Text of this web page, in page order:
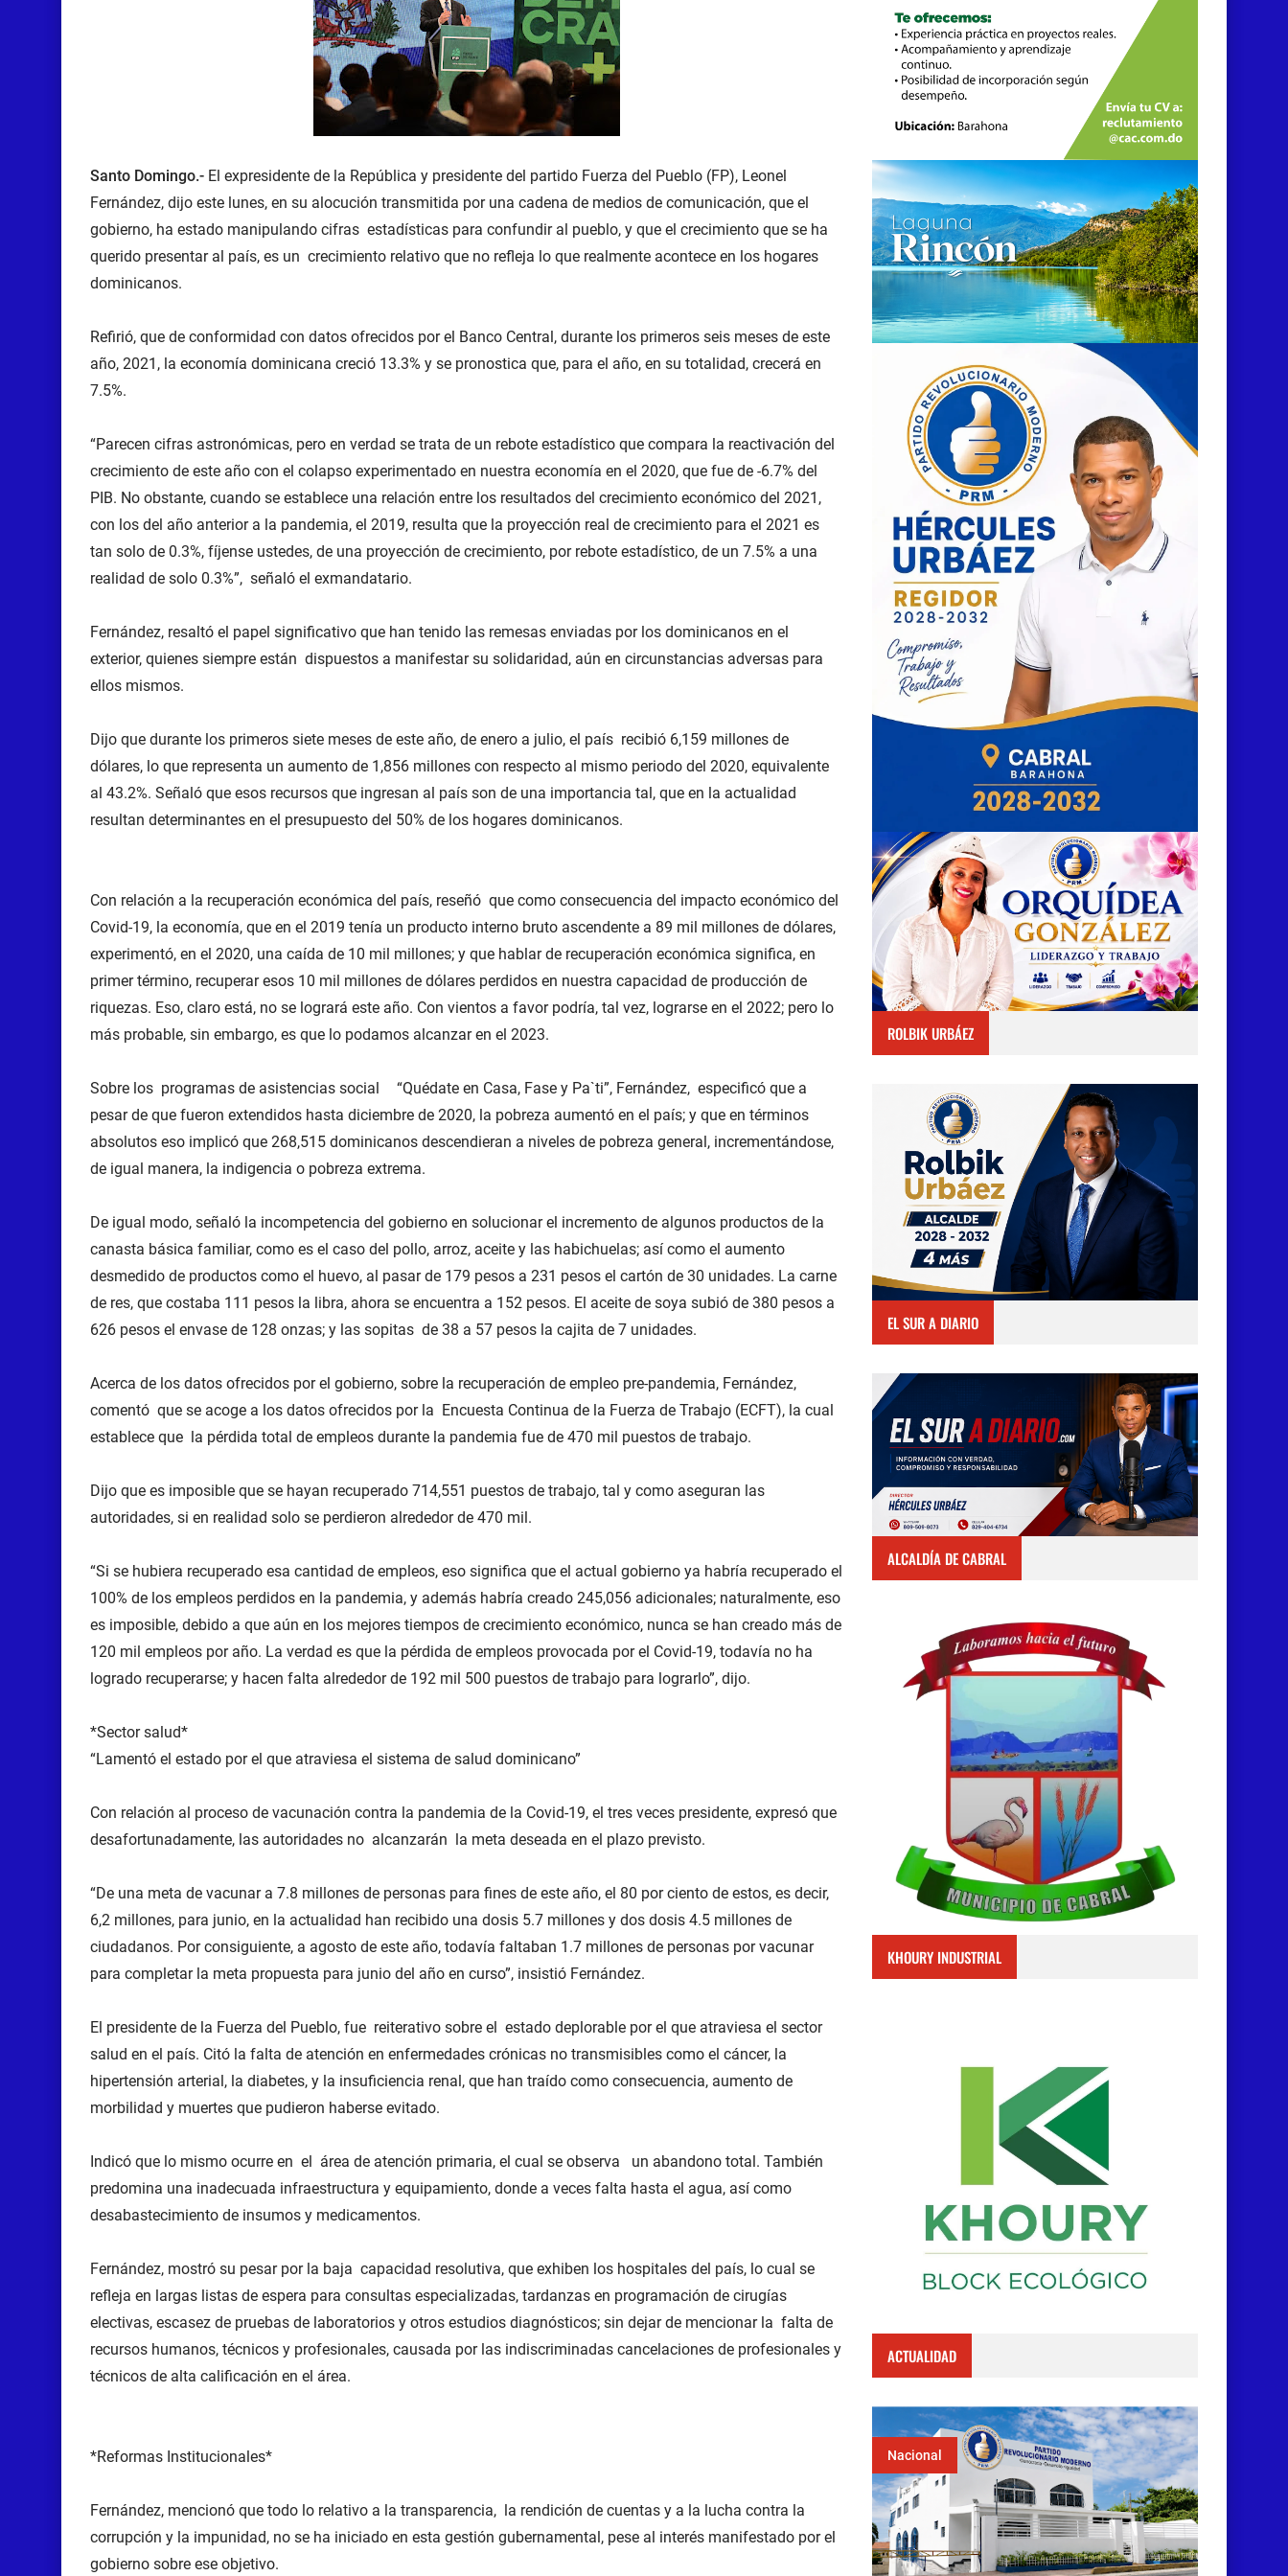
Santo Domingo.- El expresidente de la República y presidente del partido Fuerza del Pueblo (FP), Leonel
Fernández, dijo este lunes, en su alocución transmitida por una cadena de medios de comunicación, que el
gobierno, ha estado manipulando cifras estadísticas para confundir al pueblo, y que el crecimiento que se ha
querido presentar al país, es un crecimiento relativo que no refleja lo que realmente acontece en los hogares
dominicanos.
Refirió, que de conformidad con datos ofrecidos por el Banco Central, durante los primeros seis meses de este
año, 2021, la economía dominicana creció 13.3% y se pronostica que, para el año, en su totalidad, crecerá en
7.5%.
“Parecen cifras astronómicas, pero en verdad se trata de un rebote estadístico que compara la reactivación del
crecimiento de este año con el colapso experimentado en nuestra economía en el 2020, que fue de -6.7% del
PIB. No obstante, cuando se establece una relación entre los resultados del crecimiento económico del 2021,
con los del año anterior a la pandemia, el 2019, resulta que la proyección real de crecimiento para el 2021 es
tan solo de 0.3%, fíjense ustedes, de una proyección de crecimiento, por rebote estadístico, de un 7.5% a una
realidad de solo 0.3%”, señaló el exmandatario.
Fernández, resaltó el papel significativo que han tenido las remesas enviadas por los dominicanos en el
exterior, quienes siempre están dispuestos a manifestar su solidaridad, aún en circunstancias adversas para
ellos mismos.
Dijo que durante los primeros siete meses de este año, de enero a julio, el país recibió 6,159 millones de
dólares, lo que representa un aumento de 1,856 millones con respecto al mismo periodo del 2020, equivalente
al 43.2%. Señaló que esos recursos que ingresan al país son de una importancia tal, que en la actualidad
resultan determinantes en el presupuesto del 50% de los hogares dominicanos.
Con relación a la recuperación económica del país, reseñó que como consecuencia del impacto económico del
Covid-19, la economía, que en el 2019 tenía un producto interno bruto ascendente a 89 mil millones de dólares,
experimentó, en el 2020, una caída de 10 mil millones; y que hablar de recuperación económica significa, en
primer término, recuperar esos 10 mil millones de dólares perdidos en nuestra capacidad de producción de
riquezas. Eso, claro está, no se logrará este año. Con vientos a favor podría, tal vez, lograrse en el 2022; pero lo
más probable, sin embargo, es que lo podamos alcanzar en el 2023.
Sobre los programas de asistencias social
“Quédate en Casa, Fase y Pa`ti”, Fernández, especificó que a
pesar de que fueron extendidos hasta diciembre de 2020, la pobreza aumentó en el país; y que en términos
absolutos eso implicó que 268,515 dominicanos descendieran a niveles de pobreza general, incrementándose,
de igual manera, la indigencia o pobreza extrema.
De igual modo, señaló la incompetencia del gobierno en solucionar el incremento de algunos productos de la
canasta básica familiar, como es el caso del pollo, arroz, aceite y las habichuelas; así como el aumento
desmedido de productos como el huevo, al pasar de 179 pesos a 231 pesos el cartón de 30 unidades. La carne
de res, que costaba 111 pesos la libra, ahora se encuentra a 152 pesos. El aceite de soya subió de 380 pesos a
626 pesos el envase de 128 onzas; y las sopitas de 38 a 57 pesos la cajita de 7 unidades.
Acerca de los datos ofrecidos por el gobierno, sobre la recuperación de empleo pre-pandemia, Fernández,
comentó que se acoge a los datos ofrecidos por la Encuesta Continua de la Fuerza de Trabajo (ECFT), la cual
establece que la pérdida total de empleos durante la pandemia fue de 470 mil puestos de trabajo.
Dijo que es imposible que se hayan recuperado 714,551 puestos de trabajo, tal y como aseguran las
autoridades, si en realidad solo se perdieron alrededor de 470 mil.
“Si se hubiera recuperado esa cantidad de empleos, eso significa que el actual gobierno ya habría recuperado el
100% de los empleos perdidos en la pandemia, y además habría creado 245,056 adicionales; naturalmente, eso
es imposible, debido a que aún en los mejores tiempos de crecimiento económico, nunca se han creado más de
120 mil empleos por año. La verdad es que la pérdida de empleos provocada por el Covid-19, todavía no ha
logrado recuperarse; y hacen falta alrededor de 192 mil 500 puestos de trabajo para lograrlo”, dijo.
*Sector salud*
“Lamentó el estado por el que atraviesa el sistema de salud dominicano”
Con relación al proceso de vacunación contra la pandemia de la Covid-19, el tres veces presidente, expresó que
desafortunadamente, las autoridades no alcanzarán la meta deseada en el plazo previsto.
“De una meta de vacunar a 7.8 millones de personas para fines de este año, el 80 por ciento de estos, es decir,
6,2 millones, para junio, en la actualidad han recibido una dosis 5.7 millones y dos dosis 4.5 millones de
ciudadanos. Por consiguiente, a agosto de este año, todavía faltaban 1.7 millones de personas por vacunar
para completar la meta propuesta para junio del año en curso”, insistió Fernández.
El presidente de la Fuerza del Pueblo, fue reiterativo sobre el estado deplorable por el que atraviesa el sector
salud en el país. Citó la falta de atención en enfermedades crónicas no transmisibles como el cáncer, la
hipertensión arterial, la diabetes, y la insuficiencia renal, que han traído como consecuencia, aumento de
morbilidad y muertes que pudieron haberse evitado.
Indicó que lo mismo ocurre en el área de atención primaria, el cual se observa un abandono total. También
predomina una inadecuada infraestructura y equipamiento, donde a veces falta hasta el agua, así como
desabastecimiento de insumos y medicamentos.
Fernández, mostró su pesar por la baja capacidad resolutiva, que exhiben los hospitales del país, lo cual se
refleja en largas listas de espera para consultas especializadas, tardanzas en programación de cirugías
electivas, escasez de pruebas de laboratorios y otros estudios diagnósticos; sin dejar de mencionar la falta de
recursos humanos, técnicos y profesionales, causada por las indiscriminadas cancelaciones de profesionales y
técnicos de alta calificación en el área.
*Reformas Institucionales*
Fernández, mencionó que todo lo relativo a la transparencia, la rendición de cuentas y a la lucha contra la
corrupción y la impunidad, no se ha iniciado en esta gestión gubernamental, pese al interés manifestado por el
gobierno sobre ese objetivo.
ROLBIK URBÁEZ
EL SUR A DIARIO
ALCALDÍA DE CABRAL
KHOURY INDUSTRIAL
ACTUALIDAD
Nacional